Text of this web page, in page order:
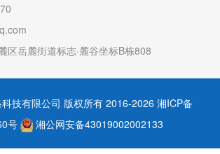
区岳麓街道标志·麓谷坐标B栋808
技有限公司 版权所有 2016-2026 湘ICP备
号
湘公网安备43019002002133